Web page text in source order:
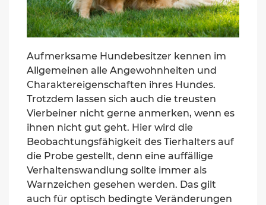
Aufmerksame Hundebesitzer kennen im
Allgemeinen alle Angewohnheiten und
Charaktereigenschaften ihres Hundes.
Trotzdem lassen sich auch die treusten
Vierbeiner nicht gerne anmerken, wenn es
ihnen nicht gut geht. Hier wird die
Beobachtungsfähigkeit des Tierhalters auf
die Probe gestellt, denn eine auffällige
Verhaltenswandlung sollte immer als
Warnzeichen gesehen werden. Das gilt
auch für optisch bedingte Veränderungen